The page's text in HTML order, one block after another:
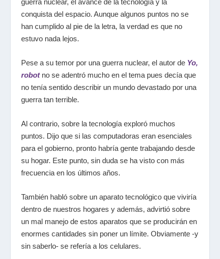
guerra nuclear, el avance de la tecnología y la
conquista del espacio. Aunque algunos puntos no se
han cumplido al pie de la letra, la verdad es que no
estuvo nada lejos.
Pese a su temor por una guerra nuclear, el autor de Yo,
robotno se adentró mucho en el tema pues decía que
no tenía sentido describir un mundo devastado por una
guerra tan terrible.
Al contrario, sobre la tecnología exploró muchos
puntos. Dijo que si las computadoras eran esenciales
para el gobierno, pronto habría gente trabajando desde
su hogar. Este punto, sin duda se ha visto con más
frecuencia en los últimos años.
También habló sobre un aparato tecnológico que viviría
dentro de nuestros hogares y además, advirtió sobre
un mal manejo de estos aparatos que se producirán en
enormes cantidades sin poner un límite. Obviamente -y
sin saberlo- se refería a los celulares.